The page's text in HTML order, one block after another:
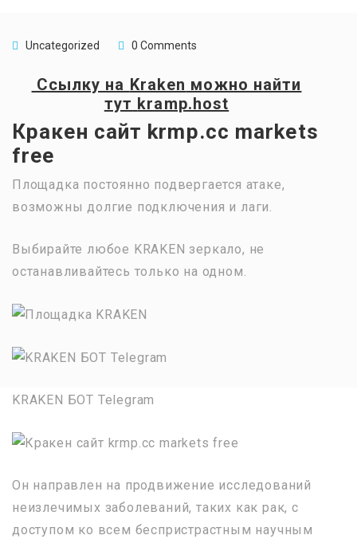
Uncategorized 0 Comments
Ссылку на Kraken можно найти
тут kramp.host
Кракен сайт krmp.cc markets
free
Площадка постоянно подвергается атаке,
возможны долгие подключения и лаги.
Выбирайте любое KRAKEN зеркало, не
останавливайтесь только на одном.
KRAKEN БОТ Telegram
Он направлен на продвижение исследований
неизлечимых заболеваний, таких как рак, с
доступом ко всем беспристрастным научным